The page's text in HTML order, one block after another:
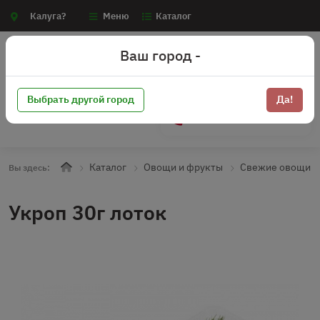
Калуга? Меню Каталог
Вы здесь: Каталог Овощи и фрукты Свежие овощи
Укроп 30г лоток
Ваш город -
Выбрать другой город Да!